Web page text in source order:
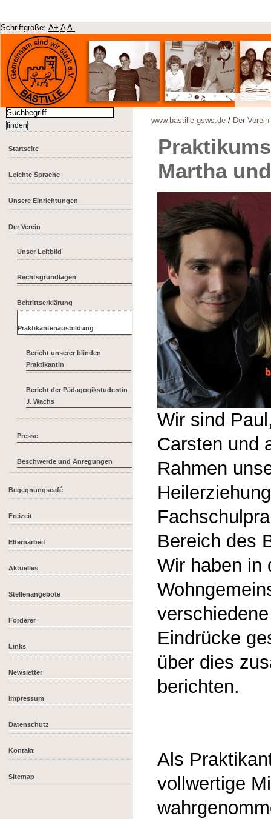
Schriftgröße: A+ A A-
Startseite
Leichte Sprache
Unsere Einrichtungen
Der Verein
Unser Leitbild
Rechtsgrundlagen
Beitrittserklärung
Praktikantenausbildung
Bericht unserer blinden
Praktikantin
Bericht der Pädagogikstudentin
J. Wachs
Presse
Beschwerde und Anregungen
Begegnungscafé
Freizeit
Elternarbeit
Aktuelles
Stellenangebote
Förderer
Links
Newsletter
Impressum
Datenschutz
Kontakt
Sitemap
www.bastille-gsws.de / Der Verein
Martha
Wir sind
Carsten und
Rahmen
Bereich des
Wir haben in
Eindrücke
über dies
berichten.
Als
vollwertige